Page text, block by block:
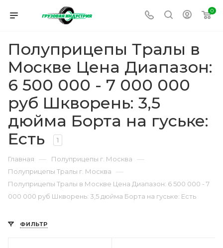
0
Полуприцепы Тралы в
Москве Цена Диапазон:
6 500 000 - 7 000 000
руб Шкворень: 3,5
дюйма Борта на гуське:
Есть
1
Главная — Полуприцепы г. Москва —
Полуприцепы Тралы г. Москва —
Полуприцепы Тралы в Москве Цена Диапазон: 6 500 000 - 7
000 000 руб Шкворень: 3,5 дюйма Борта на гуське: Есть
ФИЛЬТР